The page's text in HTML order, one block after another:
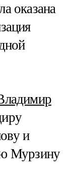
оказана
и
Мурзину